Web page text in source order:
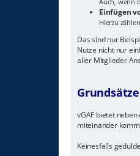
Einfügen
Hierzu
Das sind nur
Nutze nicht nur
aller Mitglieder
vGAF bietet
miteinander
Keinesfalls